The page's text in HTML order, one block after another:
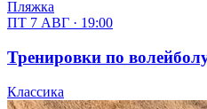
Пляжка
ПТ 7 АВГ · 19:00
Тренировки по
Классика